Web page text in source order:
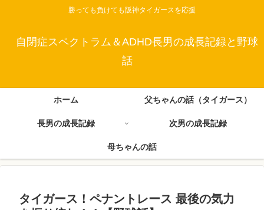
勝っても負けても阪神タイガースを応援
自閉症スペクトラム＆ADHD長男の成長記録と野球
話
ホーム 父ちゃんの話（タイガース）
長男の成長記録 次男の成長記録
母ちゃんの話
タイガース！ペナントレース 最後の気力